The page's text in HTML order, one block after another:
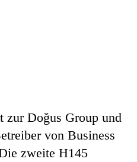
zur Doğus Group und
von Business
zweite H145